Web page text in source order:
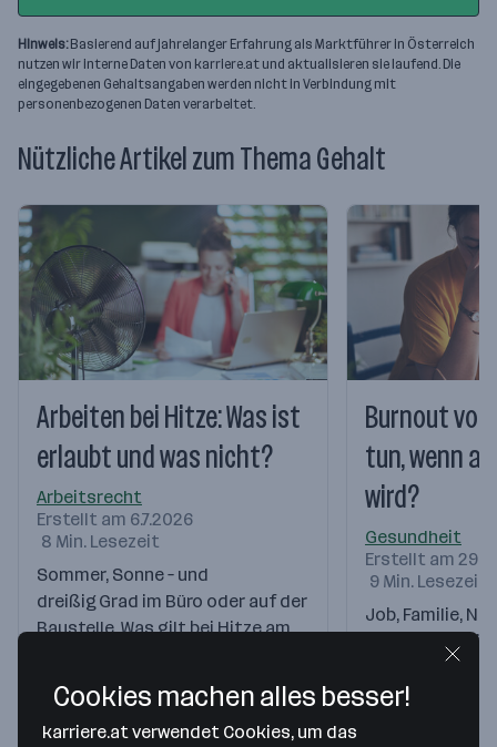
Hinweis:Basierend auf jahrelanger Erfahrung als Marktführer in Österreich
nutzen wir interne Daten von karriere.at und aktualisieren sie laufend. Die
eingegebenen Gehaltsangaben werden nicht in Verbindung mit
personenbezogenen Daten verarbeitet.
Nützliche Artikel zum Thema Gehalt
Arbeiten bei Hitze: Was ist
erlaubt und was nicht?
Arbeitsrecht
Erstellt am 6.7.2026
8 Min. Lesezeit
Sommer, Sonne – und
dreißig Grad im Büro oder auf der
Baustelle. Was gilt bei Hitze am
Burnout
tun, wenn
wird?
Gesundheit
Erstellt am
9 Min. Lesezeit
Job, Familie,
ständige
viele
Cookies machen alles besser!
karriere.at verwendet Cookies, um das